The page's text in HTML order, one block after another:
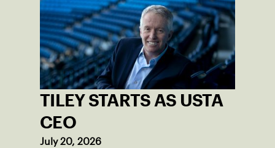
TILEY STARTS AS USTA
CEO
July 20, 2026